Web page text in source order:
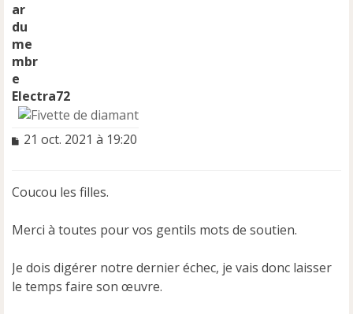
Electra72
M
a
e
n
l
21 oct. 2021 à 19:20
Coucou les filles.
Merci à toutes pour vos gentils mots de soutien.
Je dois digérer notre dernier échec, je vais donc laisser
le temps faire son œuvre.